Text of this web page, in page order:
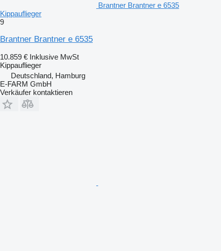
Brantner Brantner e 6535
Kippauflieger
9
Brantner Brantner e 6535
10.859 € Inklusive MwSt
Kippauflieger
Deutschland, Hamburg
E-FARM GmbH
Verkäufer kontaktieren